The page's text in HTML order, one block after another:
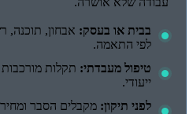
בבית או בעסק:
לפי התאמה.
טיפול מעבדתי: תקלות
ייעודי.
לפני תיקון: מקבלים הסבר